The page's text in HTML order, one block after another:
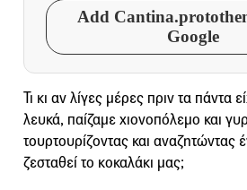
Add
Google
Τι κι αν λίγες μέρες πριν τα πάντα
λευκά, παίζαμε χιονοπόλεμο και
τουρτουρίζοντας και αναζητώντας
ζεσταθεί το κοκαλάκι μας;